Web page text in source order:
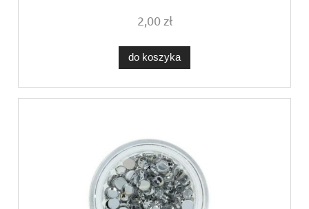
2,00 zł
do koszyka